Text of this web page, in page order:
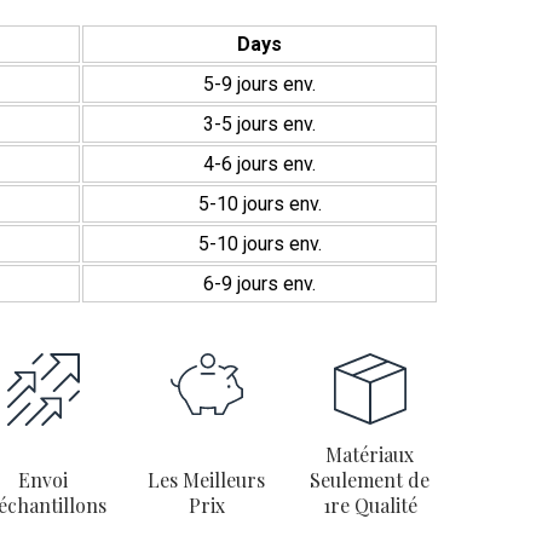
ou la pierre, créant des contrastes équilibrés et
20×20
ne sont pas seulement un revêtement
une pièce décorative qui transforme les intérieurs
élégant. De plus, leurs deux designs classiques à effet
en blanc uni pour les bordures et les motifs tapis les
pour des projets décoratifs personnalisés. Osez
ces carreaux qui allient style, résistance et polyvalence
Days
5-9 jours env.
3-5 jours env.
4-6 jours env.
5-10 jours env.
5-10 jours env.
6-9 jours env.
Envoi
Les Meilleurs
Prix
Matériaux
Seulement de
1re Qualité